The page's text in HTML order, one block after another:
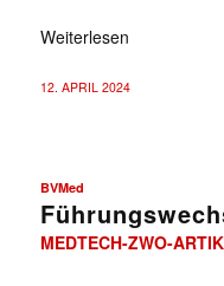
Weiterlesen
12. APRIL 2024
BVMed
MEDTECH-ZWO-